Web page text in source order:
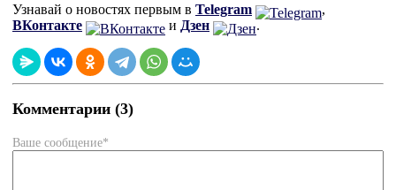
Узнавай о новостях первым в Telegram
,
ВКонтакте
и Дзен .
Комментарии (3)
Ваше сообщение*